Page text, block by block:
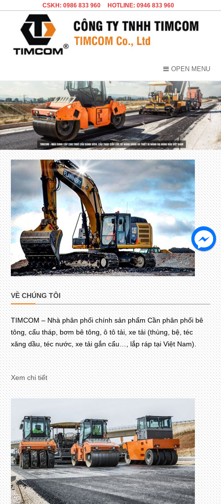
CSKH: 0986 833 960 HOTLINE: 0946 833 960
OPEN MENU
VỀ CHÚNG TÔI
TIMCOM – Nhà phân phối chính sản phẩm Cần phân phối bê
tông, cẩu tháp, bơm bê tông, ô tô tải, xe tải (thùng, bệ, téc
xăng dầu, téc nước, xe tải gắn cẩu…, lắp ráp tại Việt Nam).
Xem chi tiết